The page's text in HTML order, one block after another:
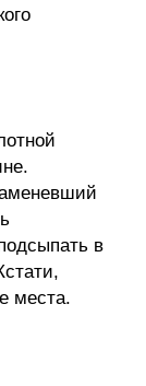
в
места.